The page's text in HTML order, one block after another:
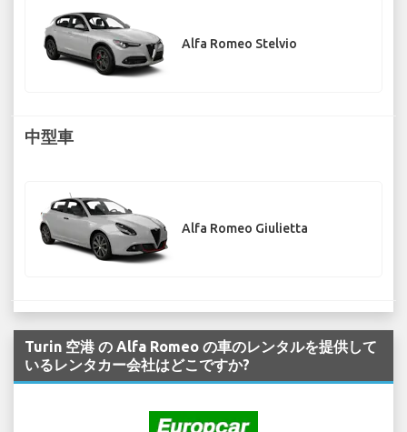
Alfa Romeo Stelvio
中型車
Alfa Romeo Giulietta
Turin 空港 の Alfa Romeo の車のレンタルを提供して
いるレンタカー会社はどこですか?